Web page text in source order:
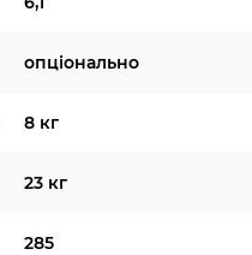
опціонально
8 кг
23 кг
285